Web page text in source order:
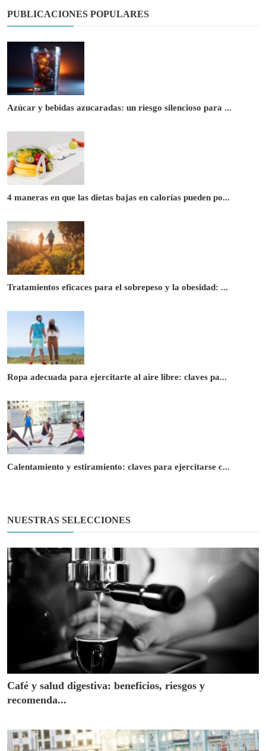
PUBLICACIONES POPULARES
Azúcar y bebidas azucaradas: un riesgo silencioso para ...
4 maneras en que las dietas bajas en calorías pueden po...
Tratamientos eficaces para el sobrepeso y la obesidad: ...
Ropa adecuada para ejercitarte al aire libre: claves pa...
Calentamiento y estiramiento: claves para ejercitarse c...
NUESTRAS SELECCIONES
Café y salud digestiva: beneficios, riesgos y
recomenda...